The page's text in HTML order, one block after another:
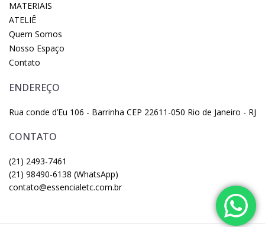
MATERIAIS
ATELIÊ
Quem Somos
Nosso Espaço
Contato
ENDEREÇO
Rua conde d’Eu 106 - Barrinha CEP 22611-050 Rio de Janeiro - RJ
CONTATO
(21) 2493-7461
(21) 98490-6138 (WhatsApp)
contato@essencialetc.com.br